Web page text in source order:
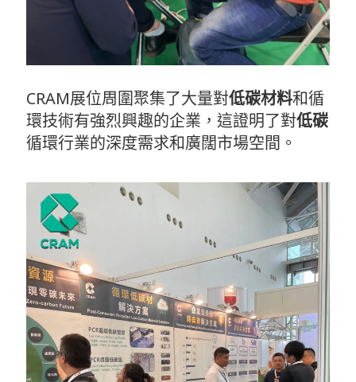
CRAM展位周圍聚集了大量對低碳材料和循
環技術有強烈興趣的企業，這證明了對低碳
循環行業的深度需求和廣闊市場空間。